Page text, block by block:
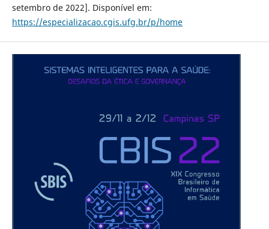
setembro de 2022]. Disponível em:
https://especializacao.cgis.ufg.br/p/home